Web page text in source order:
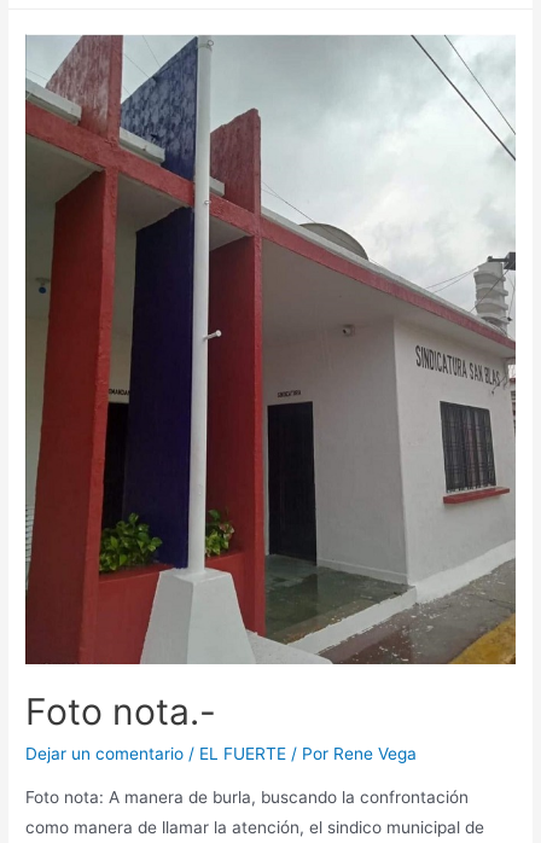
Foto nota.-
Dejar un comentario / EL FUERTE / Por Rene Vega
Foto nota: A manera de burla, buscando la confrontación
como manera de llamar la atención, el sindico municipal de